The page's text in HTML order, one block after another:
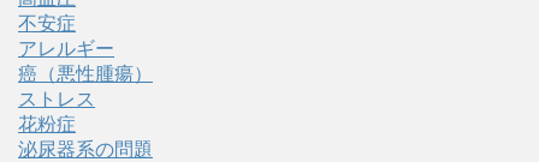
不安症
アレルギー
癌（悪性腫瘍）
ストレス
花粉症
泌尿器系の問題